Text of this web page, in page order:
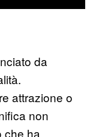
da
attrazione o
non
che ha